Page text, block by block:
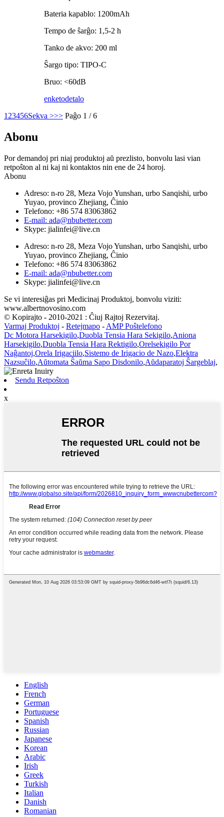
Bateria kapablo: 1200mAh
Tempo de ŝarĝo: 1,5-2 h
Tanko de akvo: 200 ml
Ŝargo tipo: TIPO-C
Bruo: <60dB
enketodetalo
1 23456Sekva >>> Paĝo 1 / 6
Abonu
Por demandoj pri niaj produktoj aŭ prezlisto, bonvolu lasi vian
retpoŝton al ni kaj ni kontaktos nin ene de 24 horoj.
Abonu
Adreso: n-ro 28, Meza Vojo Yunshan, urbo Sanqishi, urbo
Yuyao, provinco Zhejiang, Ĉinio
Telefono: +86 574 83063862
E-mail: ada@nbubetter.com
Skype: jialinfei@live.cn
Adreso: n-ro 28, Meza Vojo Yunshan, urbo Sanqishi, urbo
Yuyao, provinco Zhejiang, Ĉinio
Telefono: +86 574 83063862
E-mail: ada@nbubetter.com
Skype: jialinfei@live.cn
Se vi interesiĝas pri Medicinaj Produktoj, bonvolu viziti:
www.albertnovosino.com
© Kopirajto - 2010-2021 : Ĉiuj Rajtoj Rezervitaj.
Varmaj Produktoj - Retejmapo - AMP Poŝtelefono
Dc Motora Harsekigilo,Duobla Tensia Hara Sekigilo,Aniona
Harsekigilo,Duobla Tensia Hara Rektigilo,Orelsekigilo Por
Naĝantoj,Orela Irigaciilo,Sistemo de Irigacio de Nazo,Elektra
Nazsuĉilo,Aŭtomata Ŝaŭma Sapo Disdonilo,Aŭdaparatoj Ŝargeblaj,
Sendu Retpoŝton
x
English
French
German
Portuguese
Spanish
Russian
Japanese
Korean
Arabic
Irish
Greek
Turkish
Italian
Danish
Romanian